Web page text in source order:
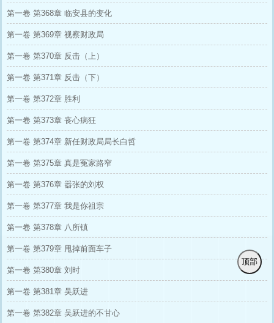
第一卷 第368章 临安县的变化
第一卷 第369章 视察财政局
第一卷 第370章 反击（上）
第一卷 第371章 反击（下）
第一卷 第372章 胜利
第一卷 第373章 丧心病狂
第一卷 第374章 新任财政局局长白哲
第一卷 第375章 真是冤家路窄
第一卷 第376章 嚣张的刘权
第一卷 第377章 我是你祖宗
第一卷 第378章 八所镇
第一卷 第379章 甩掉前面车子
第一卷 第380章 刘时
第一卷 第381章 吴跃进
第一卷 第382章 吴跃进的不甘心
顶部